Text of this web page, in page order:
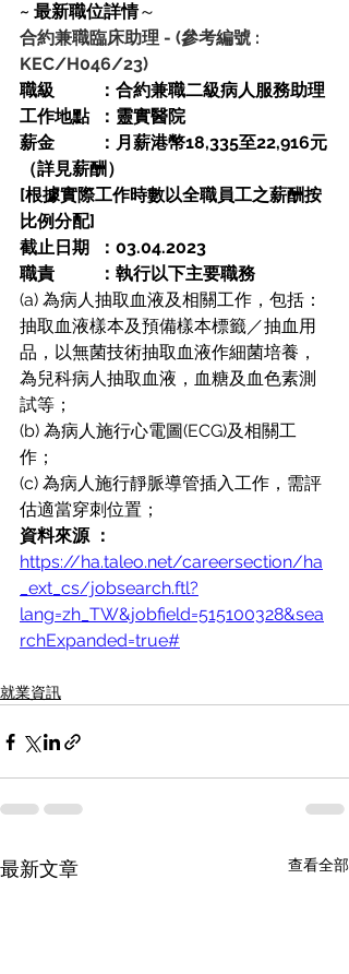
~ 最新職位詳情～
合約兼職臨床助理 - (參考編號 :
KEC/H046/23)
職級          ：合約兼職二級病人服務助理
工作地點  ：靈實醫院
薪金          ：月薪港幣18,335至22,916元
（詳見薪酬）
[根據實際工作時數以全職員工之薪酬按
比例分配]
截止日期  ：03.04.2023
職責          ：執行以下主要職務
(a) 為病人抽取血液及相關工作，包括：
抽取血液樣本及預備樣本標籤／抽血用
品，以無菌技術抽取血液作細菌培養，
為兒科病人抽取血液，血糖及血色素測
試等；
(b) 為病人施行心電圖(ECG)及相關工
作；
(c) 為病人施行靜脈導管插入工作，需評
估適當穿刺位置；
資料來源 ：
https://ha.taleo.net/careersection/ha
_ext_cs/jobsearch.ftl?
lang=zh_TW&jobfield=515100328&sea
rchExpanded=true#
就業資訊
最新文章 查看全部